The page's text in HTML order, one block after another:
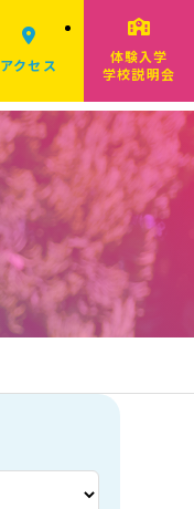
アクセス
体験入学
学校説明会